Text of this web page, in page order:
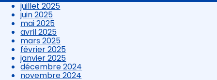
juillet 2025
juin 2025
mai 2025
avril 2025
mars 2025
février 2025
janvier 2025
décembre 2024
novembre 2024